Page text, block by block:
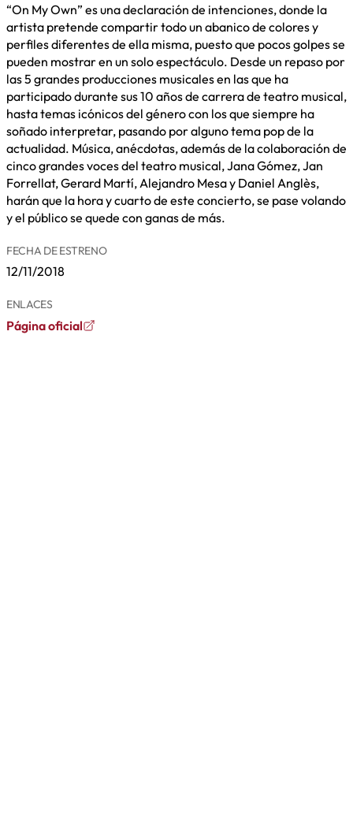
“On My Own” es una declaración de intenciones, donde la
artista pretende compartir todo un abanico de colores y
perfiles diferentes de ella misma, puesto que pocos golpes se
pueden mostrar en un solo espectáculo. Desde un repaso por
las 5 grandes producciones musicales en las que ha
participado durante sus 10 años de carrera de teatro musical,
hasta temas icónicos del género con los que siempre ha
soñado interpretar, pasando por alguno tema pop de la
actualidad. Música, anécdotas, además de la colaboración de
cinco grandes voces del teatro musical, Jana Gómez, Jan
Forrellat, Gerard Martí, Alejandro Mesa y Daniel Anglès,
harán que la hora y cuarto de este concierto, se pase volando
y el público se quede con ganas de más.
FECHA DE ESTRENO
12/11/2018
ENLACES
Página oficial